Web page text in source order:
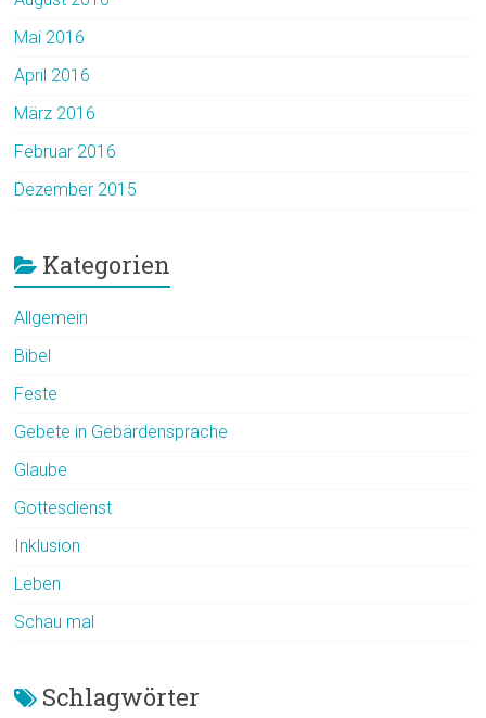
Mai 2016
April 2016
März 2016
Februar 2016
Dezember 2015
Kategorien
Allgemein
Bibel
Feste
Gebete in Gebärdensprache
Glaube
Gottesdienst
Inklusion
Leben
Schau mal
Schlagwörter